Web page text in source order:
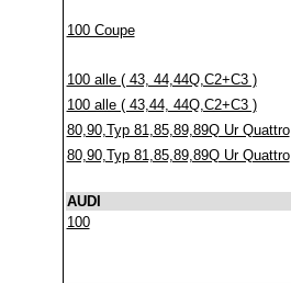
100 Coupe
100 alle ( 43, 44,44Q,C2+C3 )
100 alle ( 43,44, 44Q,C2+C3 )
80,90,Typ 81,85,89,89Q Ur Quattro
80,90,Typ 81,85,89,89Q Ur Quattro
AUDI
100